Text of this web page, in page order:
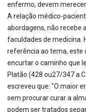
enfermo, devem
A relação médico-
abordagens, não recebe
faculdades de medicina.
referência ao tema, este
encurtar o caminho que
Platão (428 ou27/347
escreveu que: "O maior
sem procurar curar a
podem ser tratados